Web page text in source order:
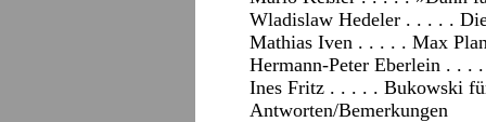
Wladislaw Hedeler . . . . .
Mathias Iven . . . . . Max
Hermann-Peter Eberlein . . .
Ines Fritz . . . . . Bukowski
Antworten/Bemerkungen